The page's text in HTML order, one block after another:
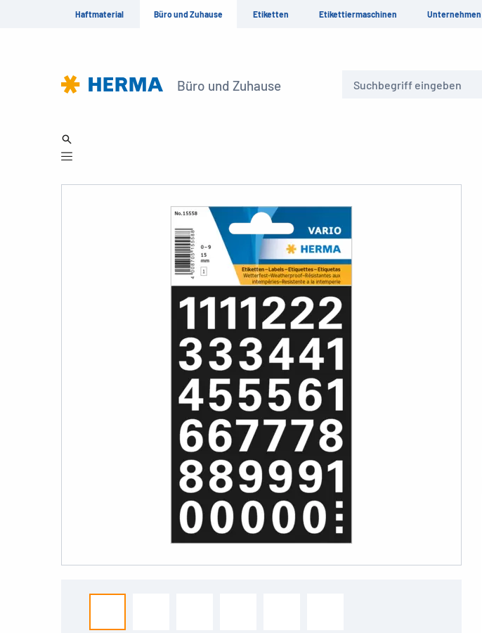
Haftmaterial Büro und Zuhause Etiketten Etikettiermaschinen Unternehmen
Büro und Zuhause